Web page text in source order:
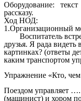
Оборудование:
рассказу.
Ход НОД:
1.Организационный
Воспитатель
друзья. Я рада видеть
картинках? (ответы
каким транспортом
Упражнение «Кто, чем
Поездом управляет
(машинист) и хором